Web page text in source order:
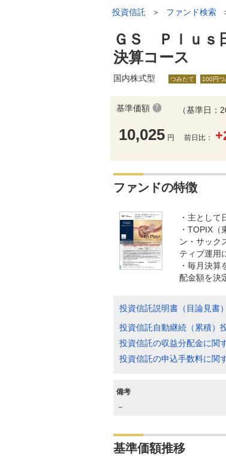
投資信託 ＞ ファンド検索
ＧＳ Ｐｌｕｓ
決算コース
国内株式型 つみたて 100円つ
基準価額
10,025 円
（基準日：
前日比：
ファンドの特徴
・主として
・TOPIX
ン・サック
ティブ運用
・毎月決
配金額を決
投資信託説明書（目論見書）
投資信託自動継続（累積）
投資信託の収益分配金に関
投資信託の申込手数料に関
備考
－
基準価額推移